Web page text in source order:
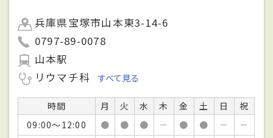
兵庫県宝塚市山本東3-14-6
0797-89-0078
山本駅
リウマチ科
すべて見る
時間 月 火 水 木 金 土 日
祝
09:00～12:00
● ● ● － ● ● －
－